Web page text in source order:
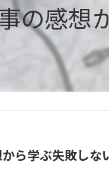
の感想
ら学ぶ失敗しな